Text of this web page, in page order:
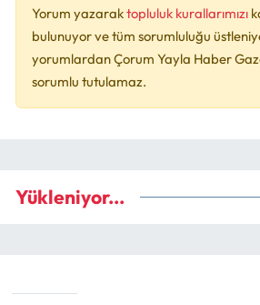
Yorum yazaraktopluluk kurallarımızı
bulunuyor ve tüm sorumluluğu
yorumlardan Çorum Yayla Haber
sorumlu tutulamaz.
Yükleniyor...